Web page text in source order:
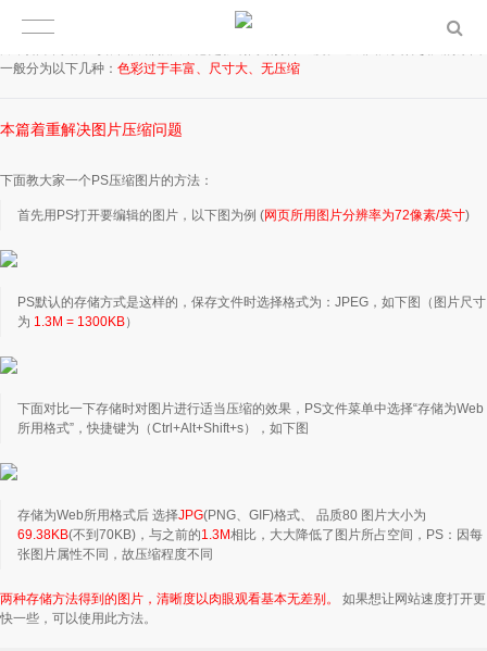
网站打开慢的其中一个原因是图片文件过大，一个网站在打开时需要同时加载很多图
一般分为以下几种： 色彩过于丰富、尺寸大、 无压缩
本篇着重解决图片压缩问题
下面教大家一个PS压缩图片的方法：
首先用PS打开要编辑的图片，以下图为例 (网页所用图片分辨率为72像素/英寸)
PS默认的存储方式是这样的，保存文件时选择格式为：JPEG，如下图（图片尺寸
为 1.3M = 1300KB）
下面对比一下存储时对图片进行适当压缩的效果，PS文件菜单中选择“存储为Web
所用格式”，快捷键为（Ctrl+Alt+Shift+s），如下图
存储为Web所用格式后 选择JPG(PNG、GIF)格式、 品质80 图片大小为
69.38KB(不到70KB)，与之前的1.3M相比，大大降低了图片所占空间，PS：因每
张图片属性不同，故压缩程度不同
两种存储方法得到的图片， 清晰度以肉眼观看基本无差别。
如果想让网站速度打开更
快一些，可以使用此方法。